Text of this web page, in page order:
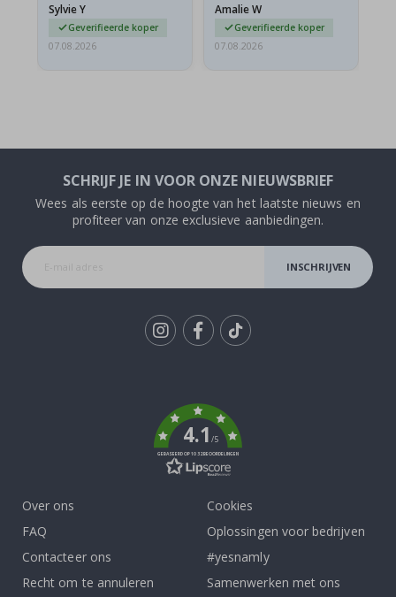
beetje…
Sylvie Y
Geverifieerde koper
07.08.2026
Amalie W
Geverifieerde koper
07.08.2026
SCHRIJF JE IN VOOR ONZE NIEUWSBRIEF
Wees als eerste op de hoogte van het laatste nieuws en
profiteer van onze exclusieve aanbiedingen.
INSCHRIJVEN
4.1/5
GEBASEERD OP 1032 BEOORDELINGEN
Over ons
FAQ
Contacteer ons
Recht om te annuleren
Cookies
Oplossingen voor bedrijven
#yesnamly
Samenwerken met ons